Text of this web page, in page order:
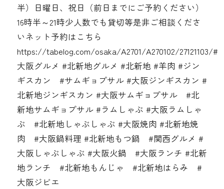
半）日曜日、祝日（前日までにご予約ください）
16時半～21時少人数でも貸切等是非ご相談くださ
いネット予約はこちら
https://tabelog.com/osaka/A2701/A270102/27121103/#
大阪グルメ #北新地グルメ #北新地 #羊肉 #ジン
ギスカン #サムギョプサル #大阪ジンギスカン #
北新地ジンギスカン #大阪サムギョプサル #北
新地サムギョプサル #ラムしゃぶ #大阪ラムしゃ
ぶ #北新地しゃぶしゃぶ #大阪焼肉 #北新地焼
肉 #大阪鍋料理 #北新地もつ鍋 #関西グルメ #
大阪しゃぶしゃぶ #大阪火鍋 #大阪ランチ #北新
地ランチ #北新地もんじゃ #北新地はらみ #
大阪ジビエ